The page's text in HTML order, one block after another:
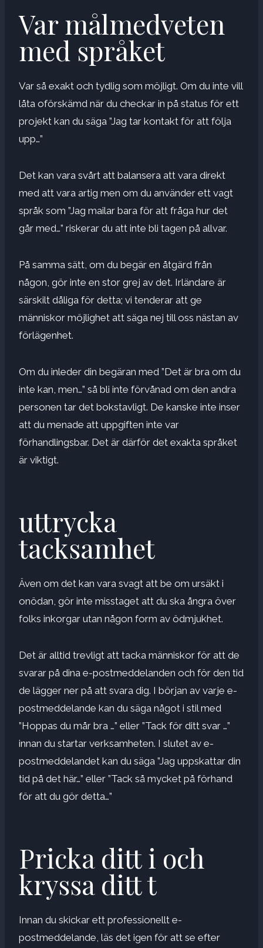
Var målmedveten
med språket
Var så exakt och tydlig som möjligt. Om du inte vill
låta oförskämd när du checkar in på status för ett
projekt kan du säga ”Jag tar kontakt för att följa
upp…”
Det kan vara svårt att balansera att vara direkt
med att vara artig men om du använder ett vagt
språk som ”Jag mailar bara för att fråga hur det
går med…” riskerar du att inte bli tagen på allvar.
På samma sätt, om du begär en åtgärd från
någon, gör inte en stor grej av det. Irländare är
särskilt dåliga för detta; vi tenderar att ge
människor möjlighet att säga nej till oss nästan av
förlägenhet.
Om du inleder din begäran med ”Det är bra om du
inte kan, men…” så bli inte förvånad om den andra
personen tar det bokstavligt. De kanske inte inser
att du menade att uppgiften inte var
förhandlingsbar. Det är därför det exakta språket
är viktigt.
uttrycka
tacksamhet
Även om det kan vara svagt att be om ursäkt i
onödan, gör inte misstaget att du ska ångra över
folks inkorgar utan någon form av ödmjukhet.
Det är alltid trevligt att tacka människor för att de
svarar på dina e-postmeddelanden och för den tid
de lägger ner på att svara dig. I början av varje e-
postmeddelande kan du säga något i stil med
”Hoppas du mår bra …” eller ”Tack för ditt svar …”
innan du startar verksamheten. I slutet av e-
postmeddelandet kan du säga ”Jag uppskattar din
tid på det här…” eller ”Tack så mycket på förhand
för att du gör detta…”
Pricka ditt i och
kryssa ditt t
Innan du skickar ett professionellt e-
postmeddelande, läs det igen för att se efter